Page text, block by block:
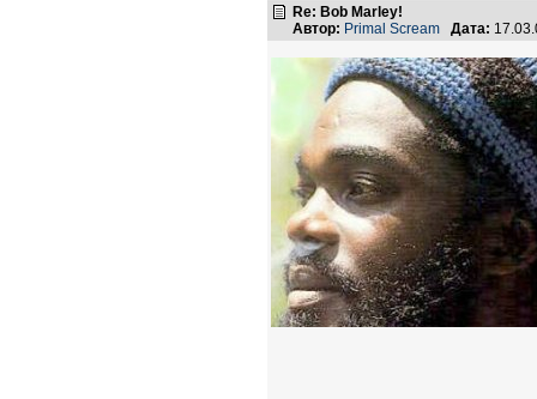
Re: Bob Marley!
Автор: Primal Scream Дата: